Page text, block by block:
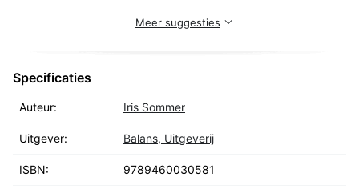
Meer suggesties
Specificaties
Auteur: Iris Sommer
Uitgever: Balans, Uitgeverij
ISBN: 9789460030581